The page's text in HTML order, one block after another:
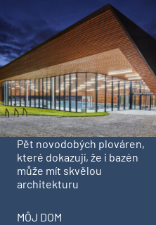
Pět novodobých plováren,
které dokazují, že i bazén
může mít skvělou
architekturu
MÔJ DOM